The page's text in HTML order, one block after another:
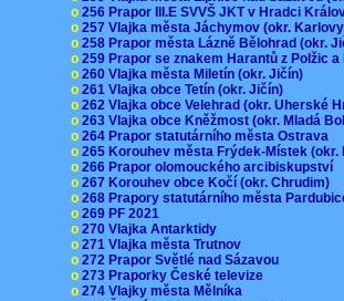
o 256 Prapor III.E SVVŠ JKT v Hradci
o 257 Vlajka města Jáchymov (okr.
o 258 Prapor města Lázně Bělohrad (okr.
o 259 Prapor se znakem Harantů z Polžic
o 260 Vlajka města Miletín (okr. Jičín)
o 261 Vlajka obce Tetín (okr. Jičín)
o 262 Vlajka obce Velehrad (okr. Uherské
o 263 Vlajka obce Kněžmost (okr. Mladá
o 264 Prapor statutárního města Ostrava
o 265 Korouhev města Frýdek-Místek
o 266 Prapor olomouckého arcibiskupství
o 267 Korouhev obce Kočí (okr. Chrudim)
o 268 Prapory statutárního města
o 269 PF 2021
o 270 Vlajka Antarktidy
o 271 Vlajka města Trutnov
o 272 Prapor Světlé nad Sázavou
o 273 Praporky České televize
o 274 Vlajky města Mělníka